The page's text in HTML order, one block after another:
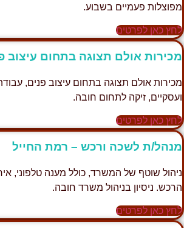
מפוצלות פעמיים בשבוע.
לחץ כאן לפרטים
מכירות אולם תצוגה בתחום עיצוב
מכירות אולם תצוגה בתחום עיצוב פנים,
ועסקיים, זיקה לתחום חובה.
לחץ כאן לפרטים
מנהל/ת לשכה ורכש – רמת החייל
ניהול שוטף של המשרד, כולל מענה טלפוני,
הרכש. ניסיון בניהול משרד חובה.
לחץ כאן לפרטים